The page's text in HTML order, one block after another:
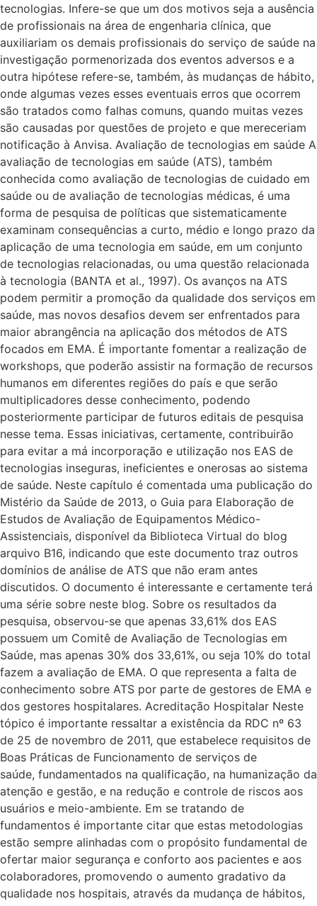
tecnologias. Infere-se que um dos motivos seja a ausência
de profissionais na área de engenharia clínica, que
auxiliariam os demais profissionais do serviço de saúde na
investigação pormenorizada dos eventos adversos e a
outra hipótese refere-se, também, às mudanças de hábito,
onde algumas vezes esses eventuais erros que ocorrem
são tratados como falhas comuns, quando muitas vezes
são causadas por questões de projeto e que mereceriam
notificação à Anvisa. Avaliação de tecnologias em saúde A
avaliação de tecnologias em saúde (ATS), também
conhecida como avaliação de tecnologias de cuidado em
saúde ou de avaliação de tecnologias médicas, é uma
forma de pesquisa de políticas que sistematicamente
examinam consequências a curto, médio e longo prazo da
aplicação de uma tecnologia em saúde, em um conjunto
de tecnologias relacionadas, ou uma questão relacionada
à tecnologia (BANTA et al., 1997). Os avanços na ATS
podem permitir a promoção da qualidade dos serviços em
saúde, mas novos desafios devem ser enfrentados para
maior abrangência na aplicação dos métodos de ATS
focados em EMA. É importante fomentar a realização de
workshops, que poderão assistir na formação de recursos
humanos em diferentes regiões do país e que serão
multiplicadores desse conhecimento, podendo
posteriormente participar de futuros editais de pesquisa
nesse tema. Essas iniciativas, certamente, contribuirão
para evitar a má incorporação e utilização nos EAS de
tecnologias inseguras, ineficientes e onerosas ao sistema
de saúde. Neste capítulo é comentada uma publicação do
Mistério da Saúde de 2013, o Guia para Elaboração de
Estudos de Avaliação de Equipamentos Médico-
Assistenciais, disponível da Biblioteca Virtual do blog
arquivo B16, indicando que este documento traz outros
domínios de análise de ATS que não eram antes
discutidos. O documento é interessante e certamente terá
uma série sobre neste blog. Sobre os resultados da
pesquisa, observou-se que apenas 33,61% dos EAS
possuem um Comitê de Avaliação de Tecnologias em
Saúde, mas apenas 30% dos 33,61%, ou seja 10% do total
fazem a avaliação de EMA. O que representa a falta de
conhecimento sobre ATS por parte de gestores de EMA e
dos gestores hospitalares. Acreditação Hospitalar Neste
tópico é importante ressaltar a existência da RDC nº 63
de 25 de novembro de 2011, que estabelece requisitos de
Boas Práticas de Funcionamento de serviços de
saúde, fundamentados na qualificação, na humanização da
atenção e gestão, e na redução e controle de riscos aos
usuários e meio-ambiente. Em se tratando de
fundamentos é importante citar que estas metodologias
estão sempre alinhadas com o propósito fundamental de
ofertar maior segurança e conforto aos pacientes e aos
colaboradores, promovendo o aumento gradativo da
qualidade nos hospitais, através da mudança de hábitos,